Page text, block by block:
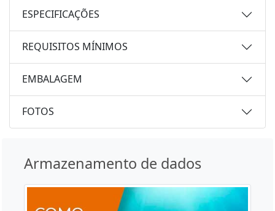
ESPECIFICAÇÕES
REQUISITOS MÍNIMOS
EMBALAGEM
FOTOS
Armazenamento de dados